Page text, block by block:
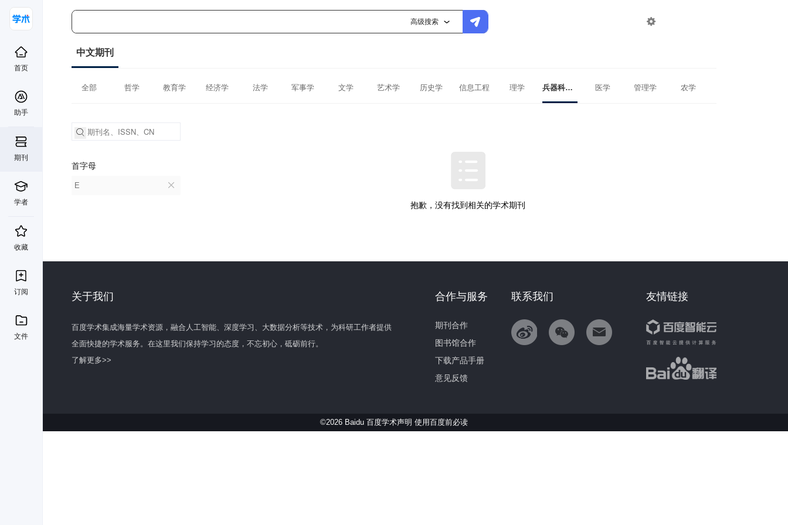
高级搜索 
首页
助手
期刊
学者
收藏
订阅
文件
中文期刊
全部 哲学 教育学 经济学 法学 军事学 文学 艺术学 历史学 信息工程 理学 兵器科学与技术 医学 管理学 农学
首字母
E
抱歉，没有找到相关的学术期刊
关于我们
百度学术集成海量学术资源，融合人工智能、深度学习、大数据分析等技术，为科研工作者提供
全面快捷的学术服务。在这里我们保持学习的态度，不忘初心，砥砺前行。
了解更多>>
友情链接
联系我们
合作与服务
期刊合作
图书馆合作
下载产品手册
意见反馈
©2026 Baidu 百度学术声明 使用百度前必读